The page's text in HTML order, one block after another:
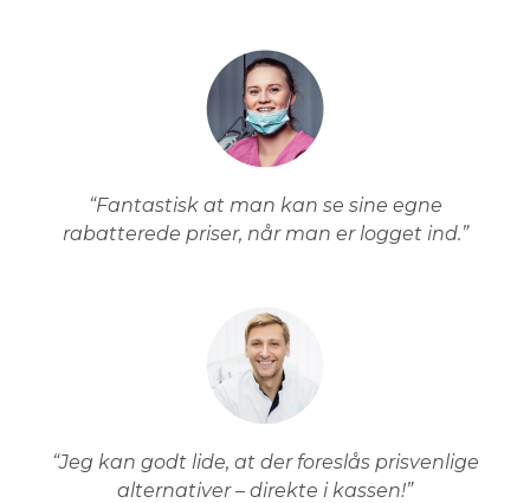
“Fantastisk at man kan se sine egne
rabatterede priser, når man er logget ind.”
“Jeg kan godt lide, at der foreslås prisvenlige
alternativer – direkte i kassen!”